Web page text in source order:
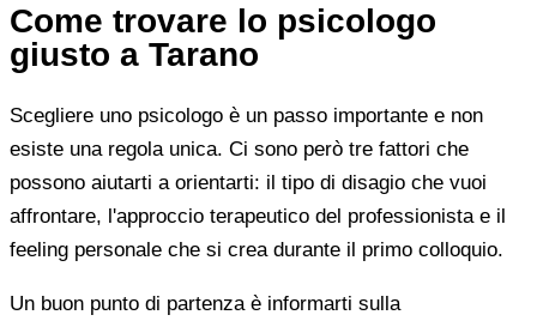
Come trovare lo psicologo
giusto a Tarano
Scegliere uno psicologo è un passo importante e non
esiste una regola unica. Ci sono però tre fattori che
possono aiutarti a orientarti: il tipo di disagio che vuoi
affrontare, l'approccio terapeutico del professionista e il
feeling personale che si crea durante il primo colloquio.
Un buon punto di partenza è informarti sulla